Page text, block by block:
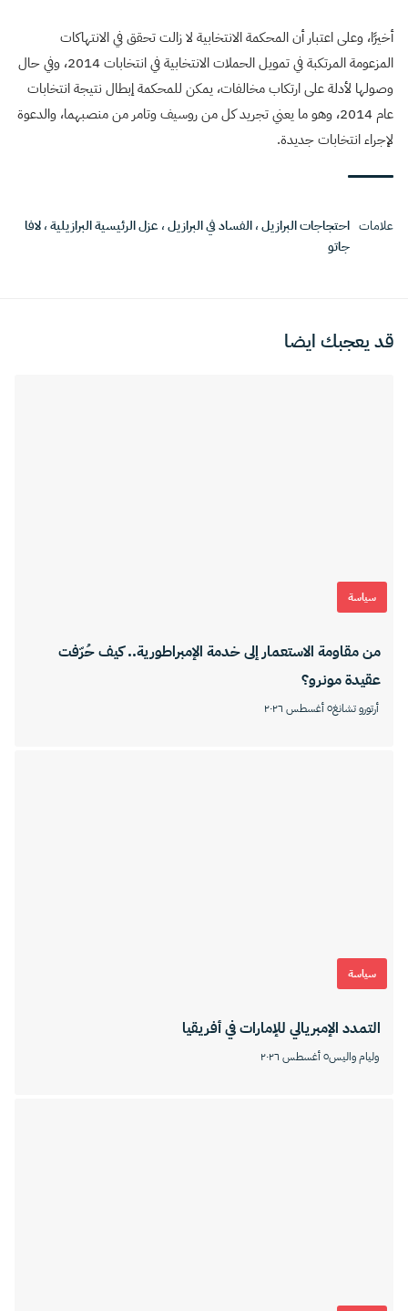
أخيرًا، وعلى اعتبار أن المحكمة الانتخابية لا زالت تحقق في الانتهاكات
المزعومة المرتكبة في تمويل الحملات الانتخابية في انتخابات 2014، وفي حال
وصولها لأدلة على ارتكاب مخالفات، يمكن للمحكمة إبطال نتيجة انتخابات
عام 2014، وهو ما يعني تجريد كل من روسيف وتامر من منصبهما، والدعوة
لإجراء انتخابات جديدة.
علامات احتجاجات البرازيل،الفساد في البرازيل، عزل الرئيسية البرازيلية،لافا
جاتو
قد يعجبك ايضا
سياسة
من مقاومة الاستعمار إلى خدمة الإمبراطورية.. كيف حُرّفت
عقيدة مونرو؟
أرتورو تشانغ٥ أغسطس ٢٠٢٦
سياسة
التمدد الإمبريالي للإمارات في أفريقيا
وليام واليس٥ أغسطس ٢٠٢٦